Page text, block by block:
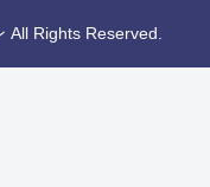
Rights Reserved.